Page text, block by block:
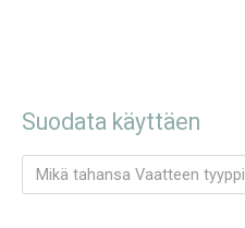
Suodata käyttäen
Mikä tahansa Vaatteen tyyppi